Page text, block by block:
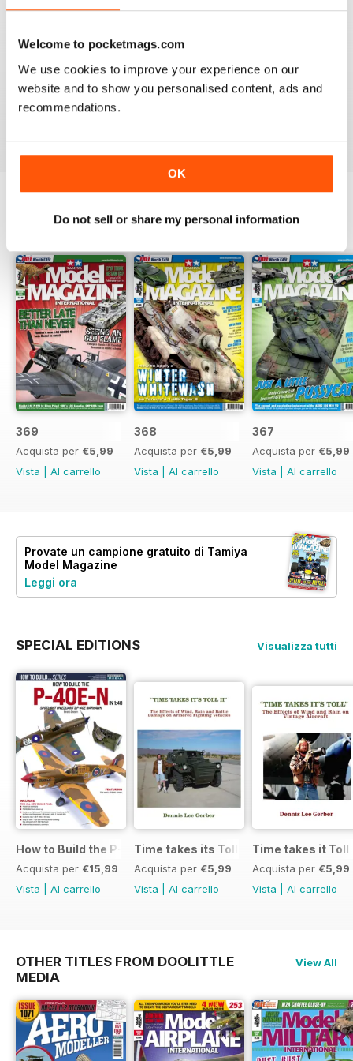
Welcome to pocketmags.com
We use cookies to improve your experience on our
website and to show you personalised content, ads and
recommendations.
OK
Do not sell or share my personal information
TAMIYA MODEL MAGAZINE
great
EDIZIONI INDIETRO Visualizza tutti
369
Acquista per €5,99
Vista
Al carrello
368
Acquista per €5,99
Vista
Al carrello
367
Acquista per €5,99
Vista
Al carrello
Provate un campione gratuito di Tamiya
Model Magazine
Leggi ora
SPECIAL EDITIONS Visualizza tutti
How to Build the P-40E-N in 1:48
Acquista per €15,99
Vista
Al carrello
Time takes its Toll AFV
Acquista per €5,99
Vista
Al carrello
Time takes it Toll
Acquista per €5,99
Vista
Al carrello
OTHER TITLES FROM DOOLITTLE
MEDIA
View All